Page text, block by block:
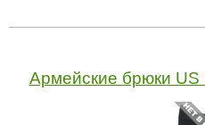
Армейские брюки